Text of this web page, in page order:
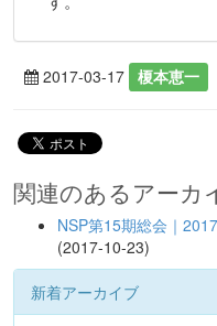
2017-03-17 榎本恵一
関連のあるアーカ
NSP第15期総会｜
(2017-10-23)
新着アーカイブ